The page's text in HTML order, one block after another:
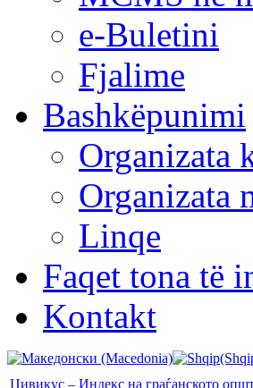
e-Buletini
Fjalime
Bashkëpunimi
Organizata
Organizata
Linqe
Faqet tona të
Kontakt
Цивикус – Индекс на граѓанското